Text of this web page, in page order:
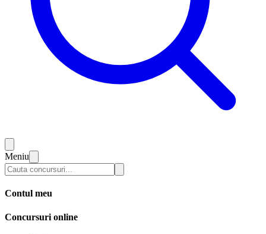
Meniu
Contul meu
Concursuri online